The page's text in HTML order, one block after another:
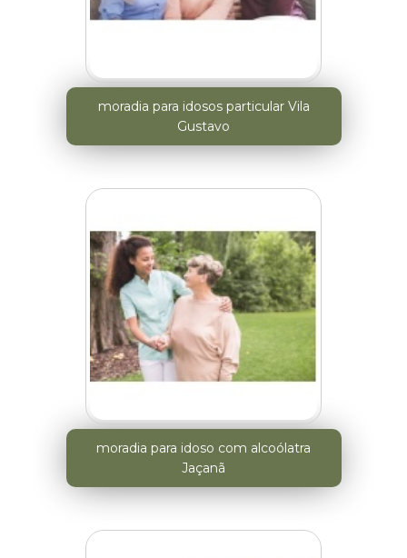
moradia para idosos particular Vila
Gustavo
moradia para idoso com alcoólatra
Jaçanã